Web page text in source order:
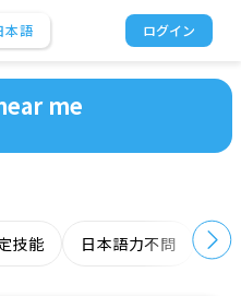
本語 ログイン
me
技能 日本語力不問 オ